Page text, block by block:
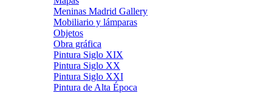
Meninas Madrid Gallery
Mobiliario y lámparas
Objetos
Obra gráfica
Pintura Siglo XIX
Pintura Siglo XX
Pintura Siglo XXI
Pintura de Alta Época